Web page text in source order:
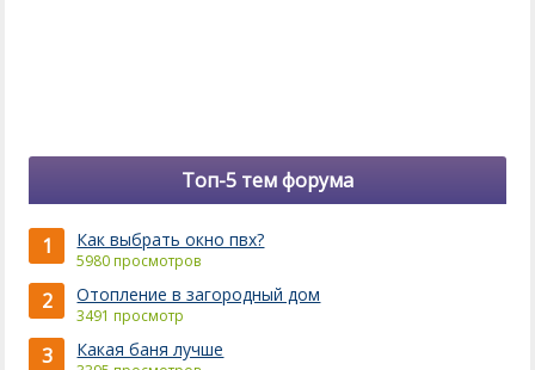
Топ-5 тем форума
1 Как выбрать окно пвх?
5980 просмотров
2 Отопление в загородный дом
3491 просмотр
3 Какая баня лучше